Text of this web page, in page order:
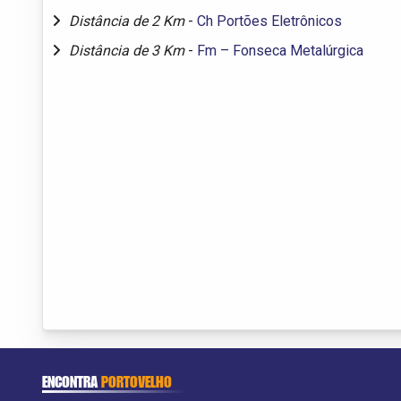
Distância de 2 Km - Ch Portões Eletrônicos
Distância de 3 Km - Fm – Fonseca Metalúrgica
ENCONTRAPORTOVELHO